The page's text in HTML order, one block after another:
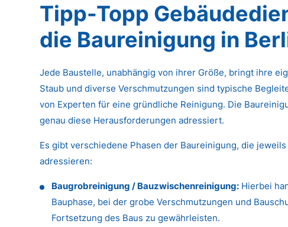
Tipp-Topp
die Baureinigung in
Jede Baustelle, unabhängig von ihrer Größe, bringt ihre
Staub und diverse Verschmutzungen sind typische
von Experten für eine gründliche Reinigung. Die
genau diese Herausforderungen adressiert.
Es gibt verschiedene Phasen der Baureinigung, die
adressieren:
Baugrobreinigung / Bauzwischenreinigung: Hierbei
Bauphase, bei der grobe Verschmutzungen und
Fortsetzung des Baus zu gewährleisten.